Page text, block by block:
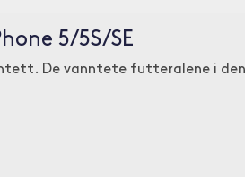
5/5S/SE
De vanntete futteralene i